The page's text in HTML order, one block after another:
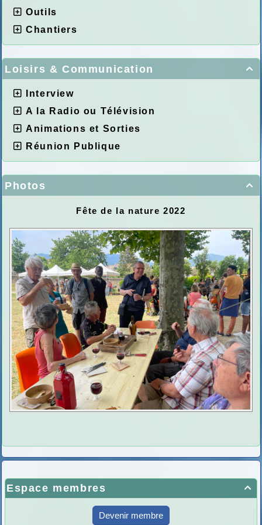
Outils
Chantiers

Loisirs & Communication
Interview
A la Radio ou Télévision
Animations et Sorties
Réunion Publique

Photos
Fête de la nature 2022

Espace membres
Devenir membre